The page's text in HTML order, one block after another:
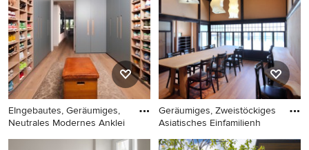
Ziegelwänden in Düsseldorf
Schrankfronten, Arbeitsplatte
aus Holz, Küchenrückwand
in Weiß, schwarzen
Elektrogeräten und grauer
Arbeitsplatte in Berlin
EIngebautes, Geräumiges,
Neutrales Modernes Anklei
EIngebautes, Geräumiges,
Geräumiges, Zweistöckiges
Asiatisches Einfamilienh
Geräumiges, Zweistöckiges